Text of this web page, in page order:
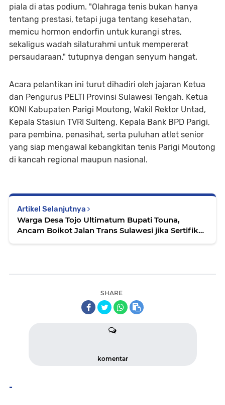
piala di atas podium. "Olahraga tenis bukan hanya
tentang prestasi, tetapi juga tentang kesehatan,
memicu hormon endorfin untuk kurangi stres,
sekaligus wadah silaturahmi untuk mempererat
persaudaraan," tutupnya dengan senyum hangat.
​Acara pelantikan ini turut dihadiri oleh jajaran Ketua
dan Pengurus PELTI Provinsi Sulawesi Tengah, Ketua
KONI Kabupaten Parigi Moutong, Wakil Rektor Untad,
Kepala Stasiun TVRI Sulteng, Kepala Bank BPD Parigi,
para pembina, penasihat, serta puluhan atlet senior
yang siap mengawal kebangkitan tenis Parigi Moutong
di kancah regional maupun nasional.
Artikel Selanjutnya
Warga Desa Tojo Ultimatum Bupati Touna,
Ancam Boikot Jalan Trans Sulawesi jika Sertifikat
SHARE
komentar
-